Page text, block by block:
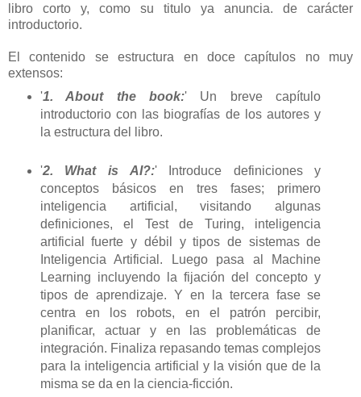
libro corto y, como su titulo ya anuncia. de carácter
introductorio.
El contenido se estructura en doce capítulos no muy
extensos:
'1. About the book:' Un breve capítulo
introductorio con las biografías de los autores y
la estructura del libro.
'2. What is AI?:' Introduce definiciones y
conceptos básicos en tres fases; primero
inteligencia artificial, visitando algunas
definiciones, el Test de Turing, inteligencia
artificial fuerte y débil y tipos de sistemas de
Inteligencia Artificial. Luego pasa al Machine
Learning incluyendo la fijación del concepto y
tipos de aprendizaje. Y en la tercera fase se
centra en los robots, en el patrón percibir,
planificar, actuar y en las problemáticas de
integración. Finaliza repasando temas complejos
para la inteligencia artificial y la visión que de la
misma se da en la ciencia-ficción.